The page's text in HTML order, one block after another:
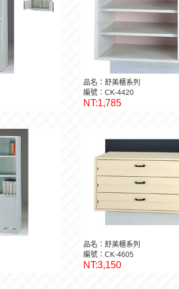
品名：舒美櫃系列
編號：CK-4420
NT:1,785
品名：舒美櫃系列
編號：CK-4605
NT:3,150